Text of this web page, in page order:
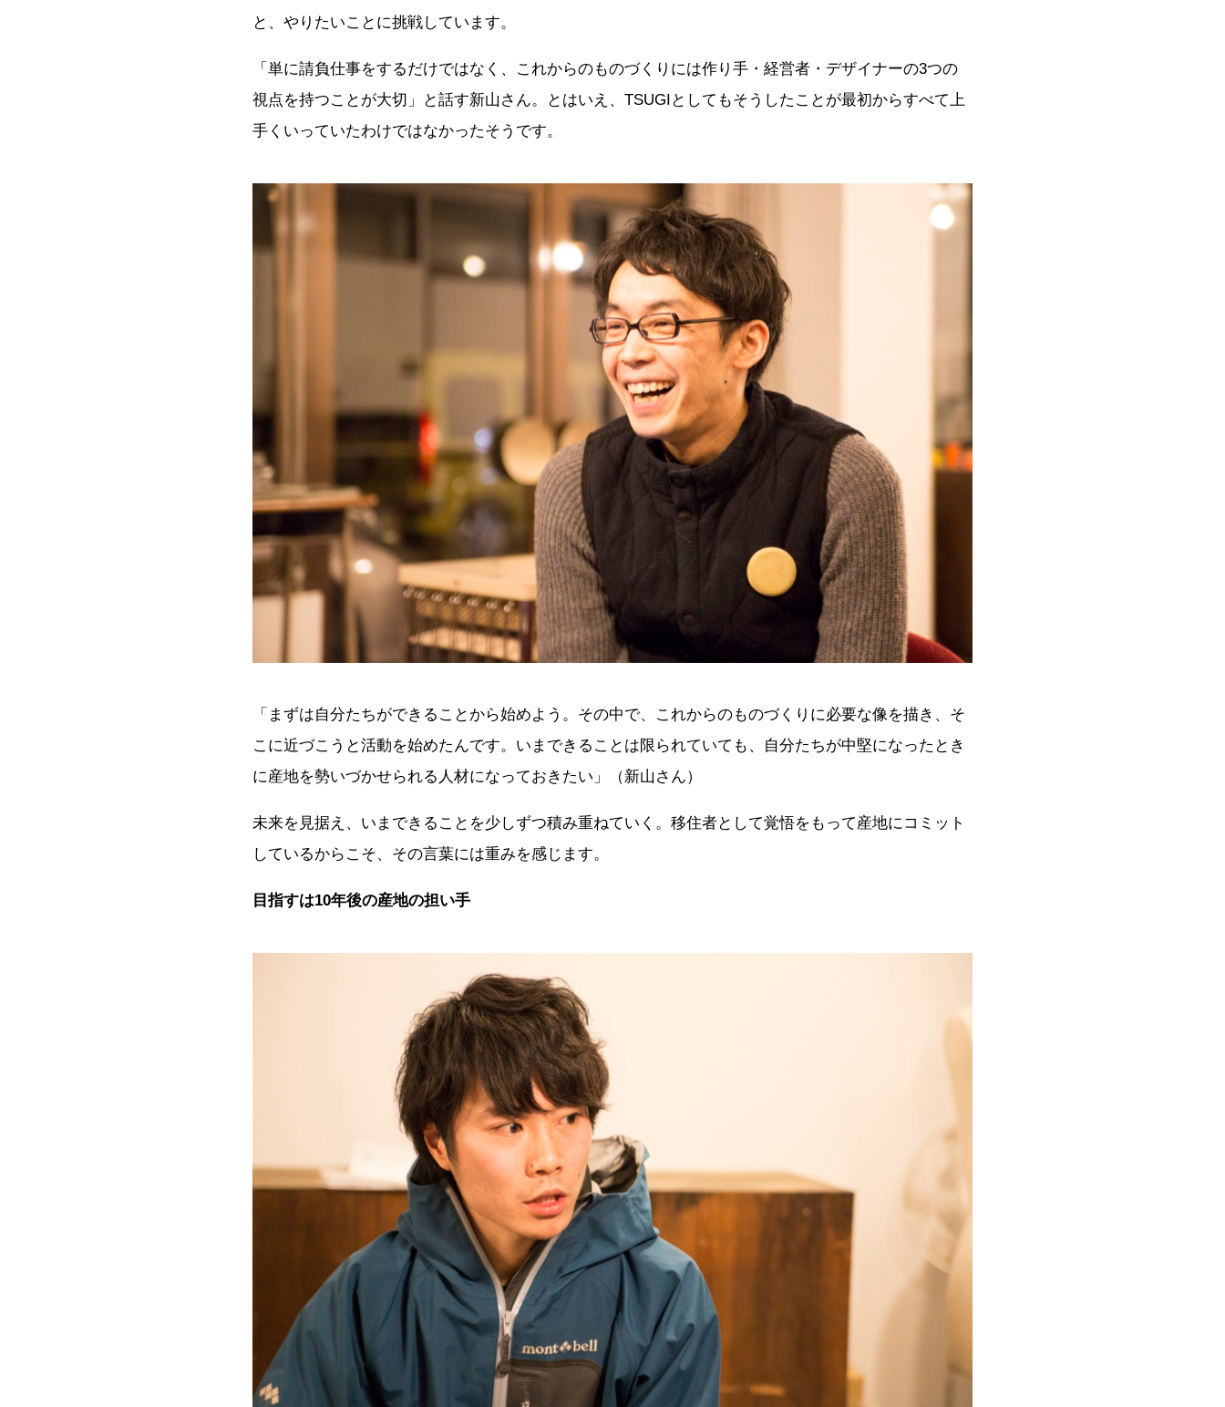
と、やりたいことに挑戦しています。
「単に請負仕事をするだけではなく、これからのものづくりには作り手・経営者・デザイナーの3つの
視点を持つことが大切」と話す新山さん。とはいえ、TSUGIとしてもそうしたことが最初からすべて上
手くいっていたわけではなかったそうです。
「まずは自分たちができることから始めよう。その中で、これからのものづくりに必要な像を描き、そ
こに近づこうと活動を始めたんです。いまできることは限られていても、自分たちが中堅になったとき
に産地を勢いづかせられる人材になっておきたい」（新山さん）
未来を見据え、いまできることを少しずつ積み重ねていく。移住者として覚悟をもって産地にコミット
しているからこそ、その言葉には重みを感じます。
目指すは10年後の産地の担い手